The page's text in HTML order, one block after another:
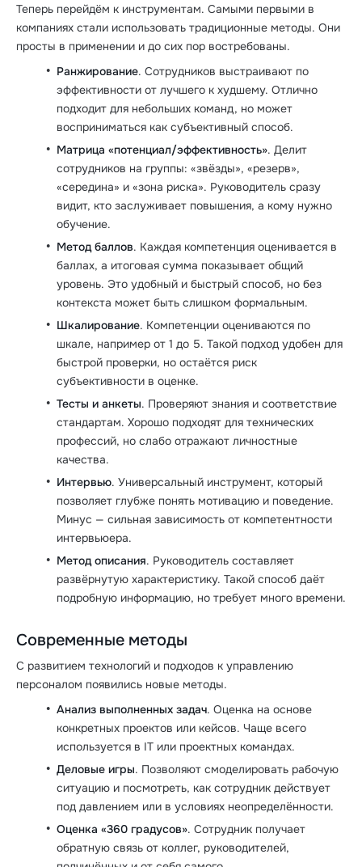
Теперь перейдём к инструментам. Самыми первыми в
компаниях стали использовать традиционные методы. Они
просты в применении и до сих пор востребованы.
Ранжирование. Сотрудников выстраивают по
эффективности от лучшего к худшему. Отлично
подходит для небольших команд, но может
восприниматься как субъективный способ.
Матрица «потенциал/эффективность». Делит
сотрудников на группы: «звёзды», «резерв»,
«середина» и «зона риска». Руководитель сразу
видит, кто заслуживает повышения, а кому нужно
обучение.
Метод баллов. Каждая компетенция оценивается в
баллах, а итоговая сумма показывает общий
уровень. Это удобный и быстрый способ, но без
контекста может быть слишком формальным.
Шкалирование. Компетенции оцениваются по
шкале, например от 1 до 5. Такой подход удобен для
быстрой проверки, но остаётся риск
субъективности в оценке.
Тесты и анкеты. Проверяют знания и соответствие
стандартам. Хорошо подходят для технических
профессий, но слабо отражают личностные
качества.
Интервью. Универсальный инструмент, который
позволяет глубже понять мотивацию и поведение.
Минус — сильная зависимость от компетентности
интервьюера.
Метод описания. Руководитель составляет
развёрнутую характеристику. Такой способ даёт
подробную информацию, но требует много времени.
Современные методы
С развитием технологий и подходов к управлению
персоналом появились новые методы.
Анализ выполненных задач. Оценка на основе
конкретных проектов или кейсов. Чаще всего
используется в IT или проектных командах.
Деловые игры. Позволяют смоделировать рабочую
ситуацию и посмотреть, как сотрудник действует
под давлением или в условиях неопределённости.
Оценка «360 градусов». Сотрудник получает
обратную связь от коллег, руководителей,